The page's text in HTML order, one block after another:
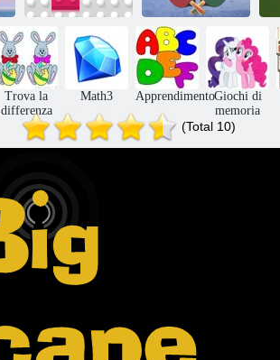
2020 blocchi
Tour del mondo
di ping-pong
Trova la
differenza
Math3 ApprendimentoGiochi di
memoria
(Total 10)